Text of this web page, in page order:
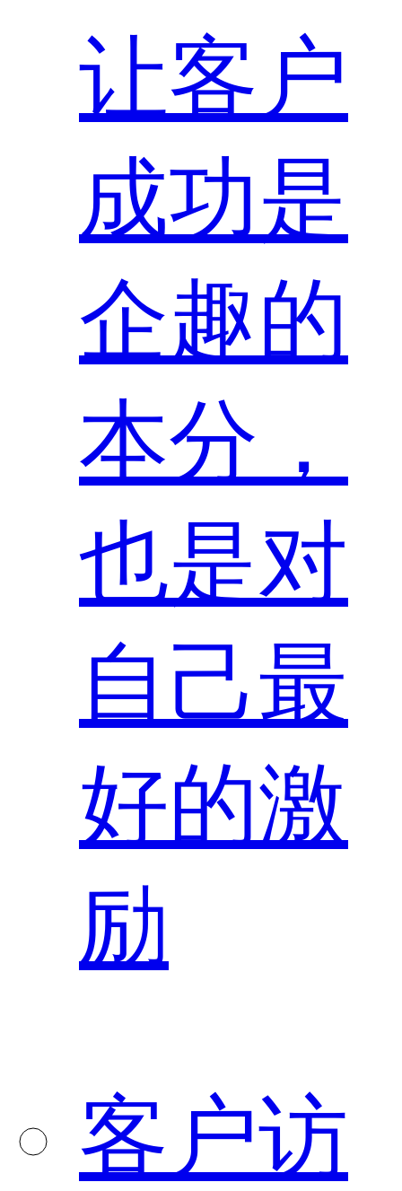
让客户
成功是
企趣的
本分，
也是对
自己最
好的激
励
客户访